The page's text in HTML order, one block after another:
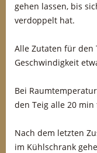
gehen lassen, bis
verdoppelt hat.
Alle Zutaten für den
Geschwindigkeit
Bei
den Teig alle 20 min
Nach dem letzten
im Kühlschrank